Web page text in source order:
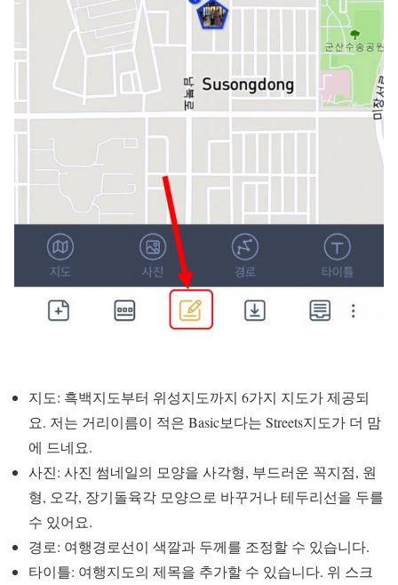
지도: 흑백지도부터 위성지도까지 6가지 지도가 제공되
요. 저는 거리이름이 적은 Basic보다는 Streets지도가 더 맘
에 드네요.
사진: 사진 썸네일의 모양을 사각형, 부드러운 꼭지점, 원
형, 오각, 장기돌육각 모양으로 바꾸거나 테두리선을 두를
수 있어요.
경로: 여행경로선이 색깔과 두께를 조정할 수 있습니다.
타이틀: 여행지도의 제목을 추가할 수 있습니다. 위 스크